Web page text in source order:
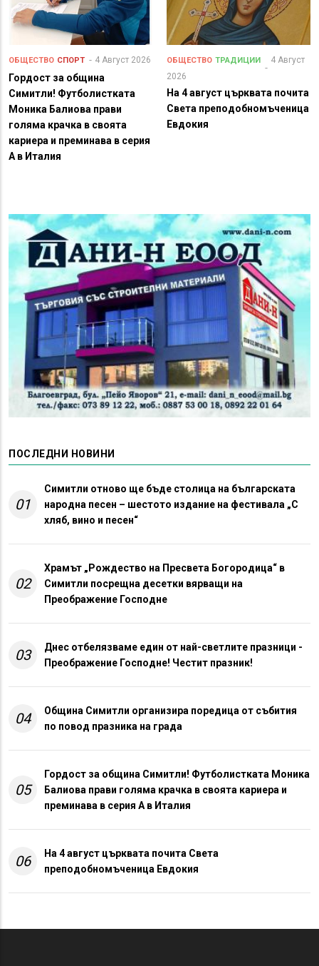
ОБЩЕСТВО СПОРТ 4 Август 2026
Гордост за община
Симитли! Футболистката
Моника Балиова прави
голяма крачка в своята
кариера и преминава в серия
А в Италия
ОБЩЕСТВО ТРАДИЦИИ
4 Август
2026
На 4 август църквата почита
Света преподобномъченица
Евдокия
ПОСЛЕДНИ НОВИНИ
01
Симитли отново ще бъде столица на българската
народна песен – шестото издание на фестивала „С
хляб, вино и песен“
02
Храмът „Рождество на Пресвета Богородица“ в
Симитли посрещна десетки вярващи на
Преображение Господне
03
Днес отбелязваме един от най-светлите празници -
Преображение Господне! Честит празник!
04
Община Симитли организира поредица от събития
по повод празника на града
05
Гордост за община Симитли! Футболистката Моника
Балиова прави голяма крачка в своята кариера и
преминава в серия А в Италия
06
На 4 август църквата почита Света
преподобномъченица Евдокия